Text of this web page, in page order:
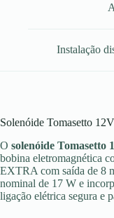
Instalação
Solenóide Tomasetto
O solenóide
bobina eletromagnética
EXTRA com saída de 8
nominal de 17 W e
ligação elétrica segura e